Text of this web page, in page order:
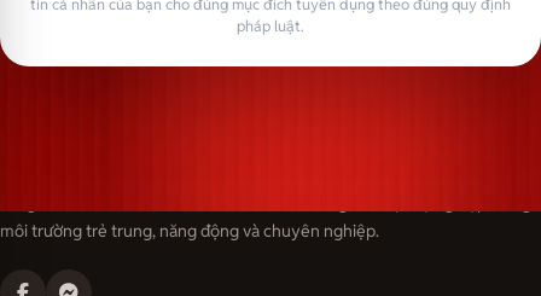
tin cá nhân của bạn cho đúng mục đích tuyển dụng theo đúng quy định
pháp luật.
môi trường trẻ trung, năng động và chuyên nghiệp.